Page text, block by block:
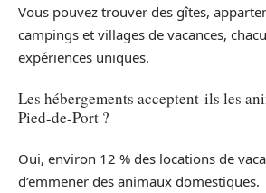
Vous pouvez trouver des gîtes,
campings et villages de vacances,
expériences uniques.
Les hébergements acceptent-ils les
Pied-de-Port ?
Oui, environ 12 % des locations de
d’emmener des animaux domestiques.